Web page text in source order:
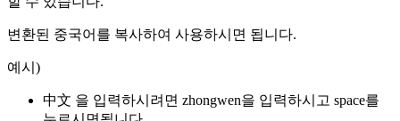
변환된 중국어를 복사하여 사용하시면 됩니다.
예시)
中文 을 입력하시려면 zhongwen을 입력하시고 space를